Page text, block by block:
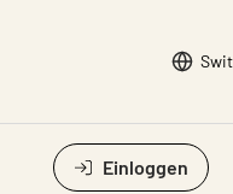
Einloggen